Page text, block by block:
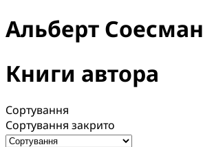
Альберт Соесман
Книги автора
Сортування
Сортування закрито